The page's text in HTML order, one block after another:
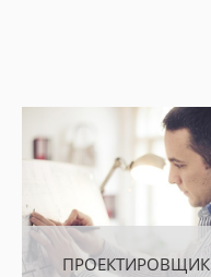
ПРОЕКТИРОВЩИК